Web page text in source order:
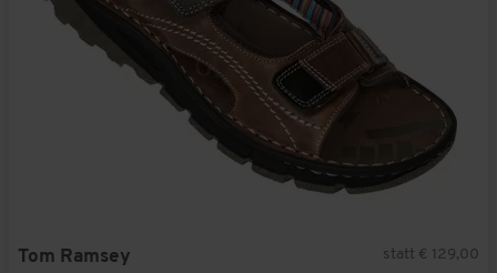
Tom Ramsey statt € 129,00